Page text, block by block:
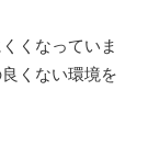
くなっていま
くない環境を